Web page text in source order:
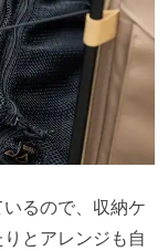
るので、収納ケ
とアレンジも自